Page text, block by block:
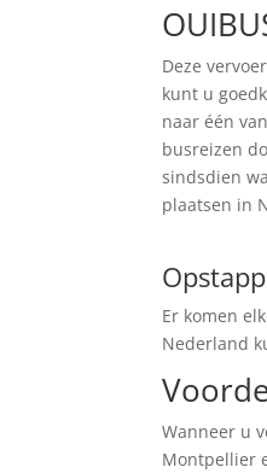
Deze
kunt u
naar één
busreizen
sindsdien
plaatsen in
Er komen
Nederland
Wanneer u
Montpellier